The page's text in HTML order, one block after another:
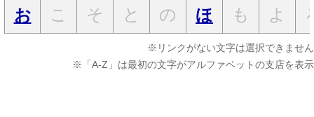
お
こ そ と の ほ も よ
※リンクがない文字は選択できません
※「A-Z」は最初の文字がアルファベットの支店を表示